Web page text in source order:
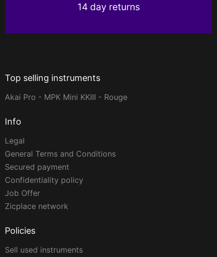
14 day returns
Top selling instruments
Akai Pro - MPK Mini KKIII - Rouge
Info
Legal
General Terms and Conditions
Secured payment
Confidentiality policy
Job Offer
Zicplace network
Policies
Sell used instruments